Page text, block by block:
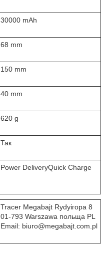
30000 mAh
68 mm
150 mm
40 mm
620 g
Так
Power DeliveryQuick Charge
Tracer Megabajt Rydyігорa 8
01-793 Warszawa польща PL
Email: biuro@megabajt.com.pl